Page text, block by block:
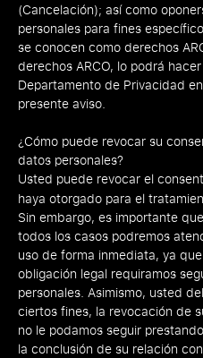
(Cancelación); así como
personales para fines
se conocen como derechos
derechos ARCO, lo podrá
Departamento de Privacidad
presente aviso.
¿Cómo puede revocar su
datos personales?
Usted puede revocar el
haya otorgado para el
Sin embargo, es importante
todos los casos podremos
uso de forma inmediata, ya
obligación legal requiramos
personales. Asimismo, usted
ciertos fines, la revocación de
no le podamos seguir
la conclusión de su relación